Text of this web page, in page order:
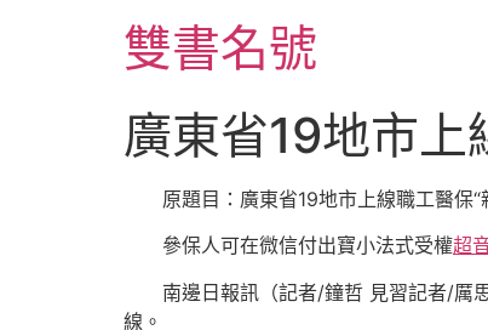
雙書名號
廣東省19地市上
原題目：廣東省19地市上線職工醫保“
參保人可在微信付出寶小法式受權超
南邊日報訊（記者/鐘哲 見習記者/厲
線。